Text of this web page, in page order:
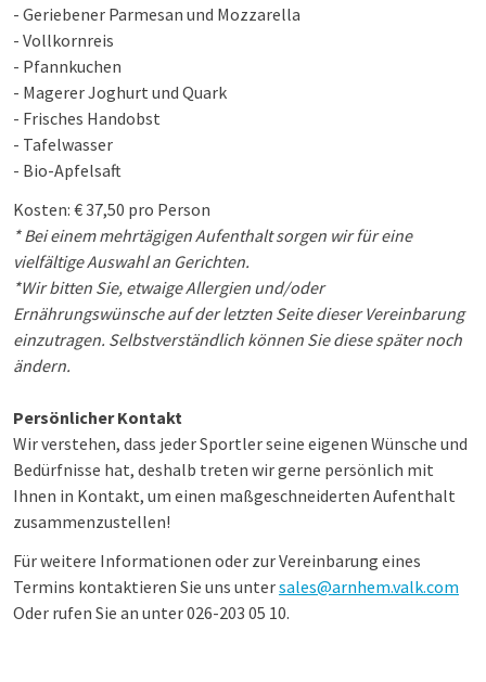
- Geriebener Parmesan und Mozzarella
- Vollkornreis
- Pfannkuchen
- Magerer Joghurt und Quark
- Frisches Handobst
- Tafelwasser
- Bio-Apfelsaft
Kosten: € 37,50 pro Person
* Bei einem mehrtägigen Aufenthalt sorgen wir für eine
vielfältige Auswahl an Gerichten.
*Wir bitten Sie, etwaige Allergien und/oder
Ernährungswünsche auf der letzten Seite dieser Vereinbarung
einzutragen. Selbstverständlich können Sie diese später noch
ändern.
Persönlicher Kontakt
Wir verstehen, dass jeder Sportler seine eigenen Wünsche und
Bedürfnisse hat, deshalb treten wir gerne persönlich mit
Ihnen in Kontakt, um einen maßgeschneiderten Aufenthalt
zusammenzustellen!
Für weitere Informationen oder zur Vereinbarung eines
Termins kontaktieren Sie uns untersales@arnhem.valk.com
Oder rufen Sie an unter 026-203 05 10.